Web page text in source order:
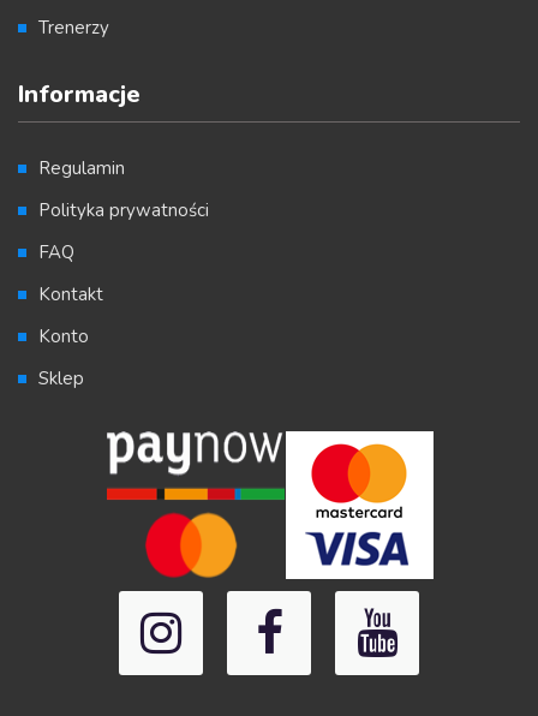
Trenerzy
Informacje
Regulamin
Polityka prywatności
FAQ
Kontakt
Konto
Sklep